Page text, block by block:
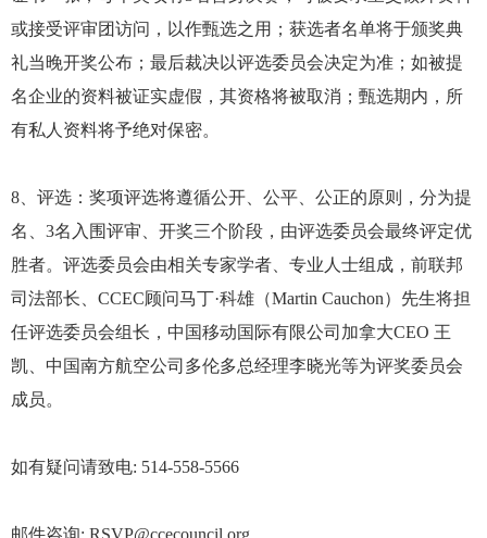
或接受评审团访问，以作甄选之用；获选者名单将于颁奖典
礼当晚开奖公布；最后裁决以评选委员会决定为准；如被提
名企业的资料被证实虚假，其资格将被取消；甄选期内，所
有私人资料将予绝对保密。
8、评选：奖项评选将遵循公开、公平、公正的原则，分为提
名、3名入围评审、开奖三个阶段，由评选委员会最终评定优
胜者。评选委员会由相关专家学者、专业人士组成，前联邦
司法部长、CCEC顾问马丁·科雄（Martin Cauchon）先生将担
任评选委员会组长，中国移动国际有限公司加拿大CEO 王
凯、中国南方航空公司多伦多总经理李晓光等为评奖委员会
成员。
如有疑问请致电: 514-558-5566
邮件咨询: RSVP@ccecouncil.org